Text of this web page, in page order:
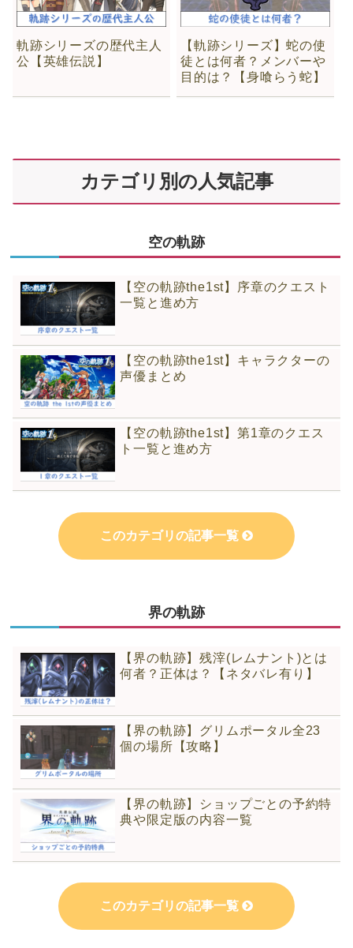
軌跡シリーズの歴代主人
公【英雄伝説】
【軌跡シリーズ】蛇の使
徒とは何者？メンバーや
目的は？【身喰らう蛇】
カテゴリ別の人気記事
空の軌跡
【空の軌跡the1st】序章のクエスト
一覧と進め方
【空の軌跡the1st】キャラクターの
声優まとめ
【空の軌跡the1st】第1章のクエス
ト一覧と進め方
このカテゴリの記事一覧
界の軌跡
【界の軌跡】残滓(レムナント)とは
何者？正体は？【ネタバレ有り】
【界の軌跡】グリムポータル全23
個の場所【攻略】
【界の軌跡】ショップごとの予約特
典や限定版の内容一覧
このカテゴリの記事一覧